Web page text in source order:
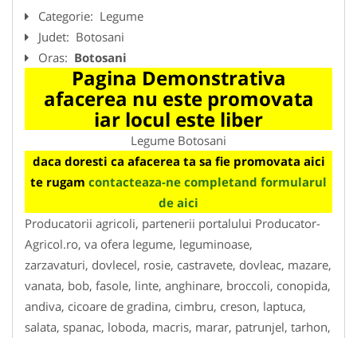
Categorie: Legume
Judet: Botosani
Oras: Botosani
Pagina Demonstrativa
afacerea nu este promovata
iar locul este liber
Legume Botosani
daca doresti ca afacerea ta sa fie promovata aici
te rugam contacteaza-ne completand formularul
de aici
Producatorii agricoli, partenerii portalului Producator-
Agricol.ro, va ofera legume, leguminoase,
zarzavaturi, dovlecel, rosie, castravete, dovleac, mazare,
vanata, bob, fasole, linte, anghinare, broccoli, conopida,
andiva, cicoare de gradina, cimbru, creson, laptuca,
salata, spanac, loboda, macris, marar, patrunjel, tarhon,